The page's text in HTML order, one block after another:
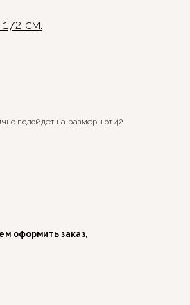
см.
подойдет на размеры от 42
оформить заказ,